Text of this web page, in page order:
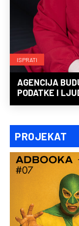
ISPRATI
AGENCIJA
PODATKE I
PROJEKAT